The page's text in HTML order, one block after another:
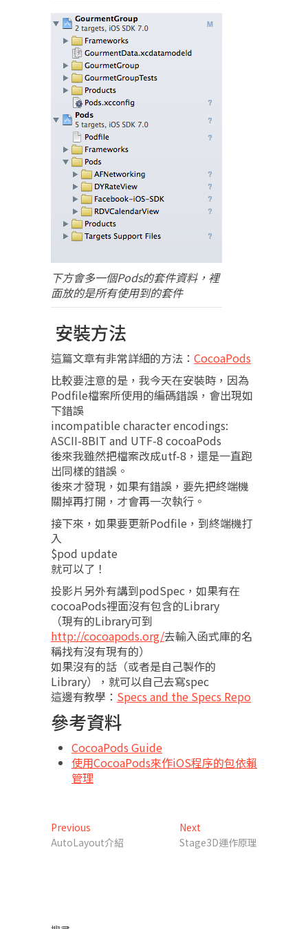
下方會多一個Pods的套件資料，裡
面放的是所有使用到的套件
安裝方法
這篇文章有非常詳細的方法： CocoaPods
比較要注意的是，我今天在安裝時，因為
Podfile檔案所使用的編碼錯誤，會出現如
下錯誤
incompatible character encodings:
ASCII-8BIT and UTF-8 cocoaPods
後來我雖然把檔案改成utf-8，還是一直跑
出同樣的錯誤。
後來才發現，如果有錯誤，要先把終端機
關掉再打開，才會再一次執行。
接下來，如果要更新Podfile，到終端機打
入
$pod update
就可以了！
投影片另外有講到podSpec，如果有在
cocoaPods裡面沒有包含的Library
（現有的Library可到
http://cocoapods.org/去輸入函式庫的名
稱找有沒有現有的）
如果沒有的話（或者是自己製作的
Library），就可以自己去寫spec
這邊有教學： Specs and the Specs Repo
參考資料
CocoaPods Guide
使用CocoaPods來作iOS程序的包依賴
管理
文
章
Previous
post:
AutoLayout介紹
Next
post:
Stage3D運作原理